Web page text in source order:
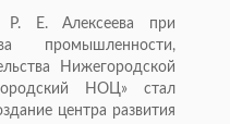
Е. Алексеева при
промышленности,
Нижегородской
НОЦ» стал
центра развития